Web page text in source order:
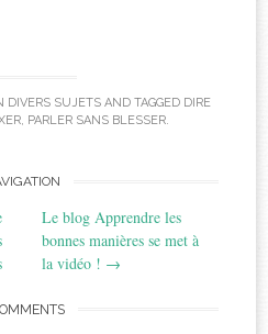
DIVERS SUJETSAND TAGGED DIRE
, PARLER SANS BLESSER.
Le blog Apprendre les
bonnes manières se met à
la vidéo ! →